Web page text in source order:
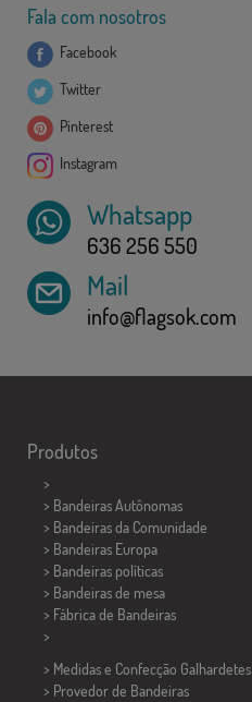
Fala com nosotros
Facebook
Twitter
Pinterest
Instagram
Whatsapp
636 256 550
Mail
info@flagsok.com
Produtos
>
> Bandeiras Autônomas
> Bandeiras da Comunidade
> Bandeiras Europa
> Bandeiras políticas
> Bandeiras de mesa
> Fábrica de Bandeiras
>
> Medidas e Confecção Galhardetes
> Provedor de Bandeiras